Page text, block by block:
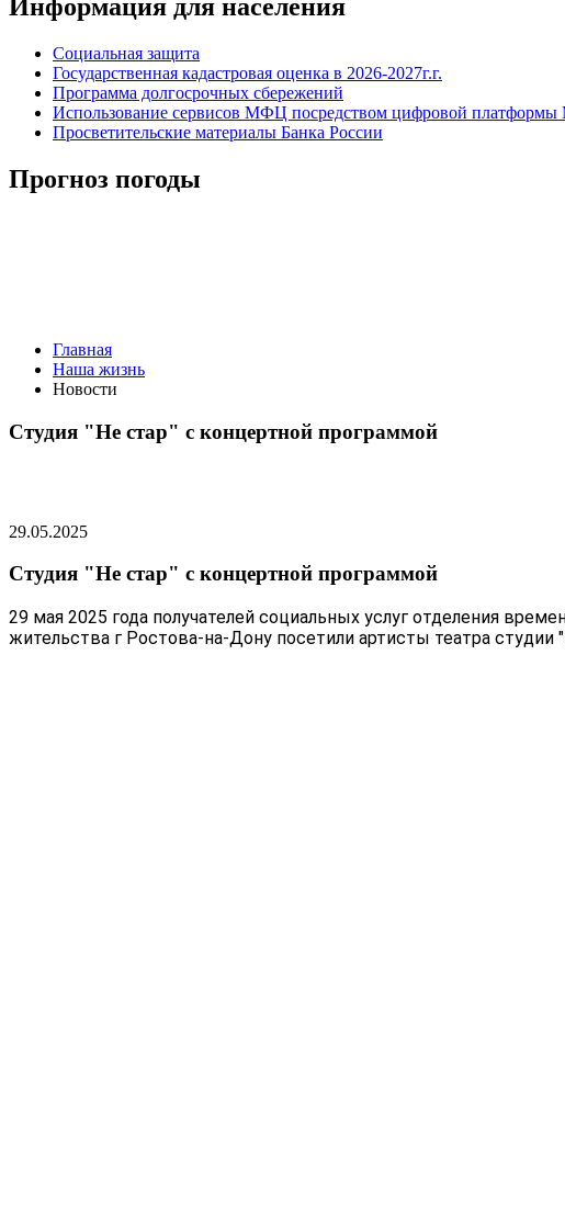
Информация для населения
Социальная защита
Государственная кадастровая оценка в 2026-2027г.г.
Программа долгосрочных сбережений
Использование сервисов МФЦ посредством цифровой платформы
Просветительские материалы Банка России
Прогноз погоды
Главная
Наша жизнь
Новости
Студия "Не стар" с концертной программой
29.05.2025
Студия "Не стар" с концертной программой
29 мая 2025 года получателей социальных услуг отделения
жительства г Ростова-на-Дону посетили артисты театра студии